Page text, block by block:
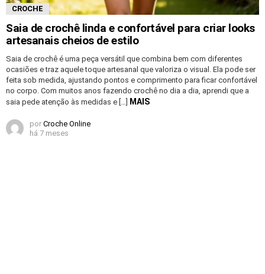
CROCHE
Saia de crochê linda e confortável para criar looks
artesanais cheios de estilo
Saia de crochê é uma peça versátil que combina bem com diferentes
ocasiões e traz aquele toque artesanal que valoriza o visual. Ela pode ser
feita sob medida, ajustando pontos e comprimento para ficar confortável
no corpo. Com muitos anos fazendo crochê no dia a dia, aprendi que a
saia pede atenção às medidas e […]
MAIS
por Croche Online
há 7 meses